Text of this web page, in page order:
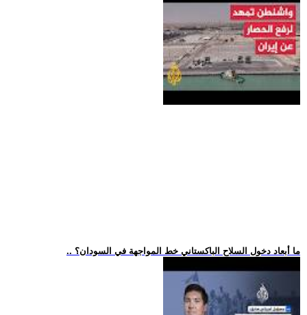
.. ما أبعاد دخول السلاح الباكستاني خط المواجهة في السودان؟